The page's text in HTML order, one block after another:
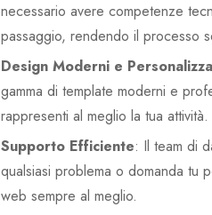
necessario avere competenze
passaggio, rendendo il processo
Design Moderni e
gamma di template moderni e
rappresenti al meglio la tua attività.
Supporto Efficiente: Il team di
qualsiasi problema o domanda tu
web sempre al meglio.